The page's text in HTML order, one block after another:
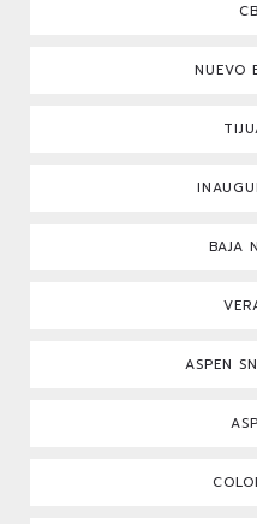
NUEVO
BAJA
ASPEN